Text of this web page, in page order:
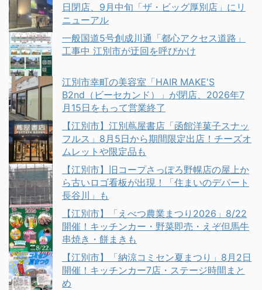
日閉店、9月中旬「ザ・ビッグ厚別店」にリ
ニューアル
一般国道5号創成川通「都心アクセス道路」
工事中 江別市が迂回を呼びかけ
江別市幸町の美容室「HAIR MAKE'S
B2nd（ビーセカンド）」が閉店、2026年7
月15日をもって営業終了
【江別市】江別蔦屋書店「函館洋菓子スナッ
フルス」8月5日から期間限定出店！チーズオ
ムレットや限定品も
【江別市】旧コープさっぽろ野幌店の屋上か
ら古いロゴ看板が出現！「住まいのデパート
長谷川」も
【江別市】「えべつ農業まつり2026」8/22
開催！キッチンカー・野菜即売・えぞ但馬牛
串焼き・餅まきも
【江別市】「納涼コミセン夏まつり」8月2日
開催！キッチンカー7店・ステージ時間まと
め